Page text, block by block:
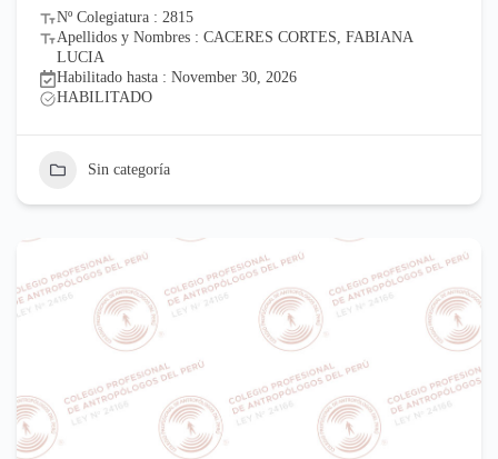
Nº Colegiatura : 2815
Apellidos y Nombres : CACERES CORTES, FABIANA
LUCIA
Habilitado hasta : November 30, 2026
HABILITADO
Sin categoría